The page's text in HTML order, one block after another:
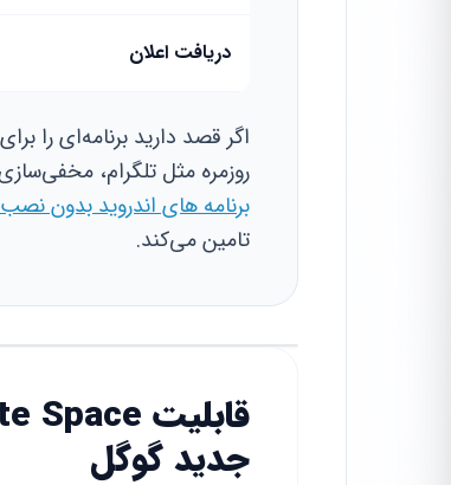
دریافت اعلان
اگر قصد دارید برنامه‌ای را
روزمره مثل تلگرام،
برنامه های اندروید بدون نصب
تامین می‌کند.
جدید گوگل